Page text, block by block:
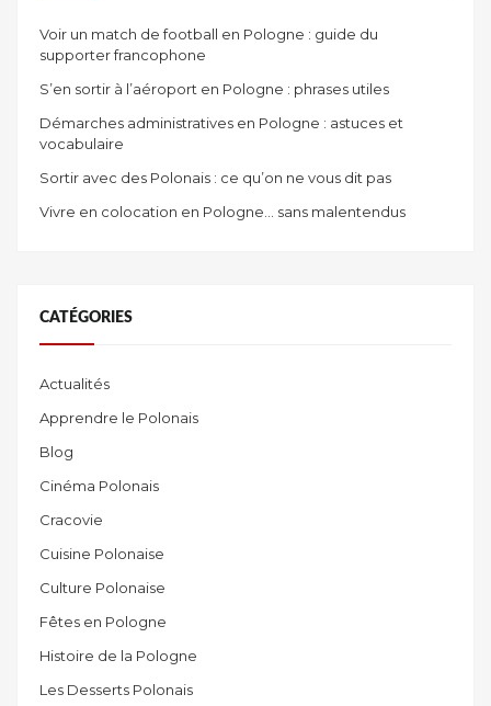
Voir un match de football en Pologne : guide du
supporter francophone
S’en sortir à l’aéroport en Pologne : phrases utiles
Démarches administratives en Pologne : astuces et
vocabulaire
Sortir avec des Polonais : ce qu’on ne vous dit pas
Vivre en colocation en Pologne… sans malentendus
CATÉGORIES
Actualités
Apprendre le Polonais
Blog
Cinéma Polonais
Cracovie
Cuisine Polonaise
Culture Polonaise
Fêtes en Pologne
Histoire de la Pologne
Les Desserts Polonais